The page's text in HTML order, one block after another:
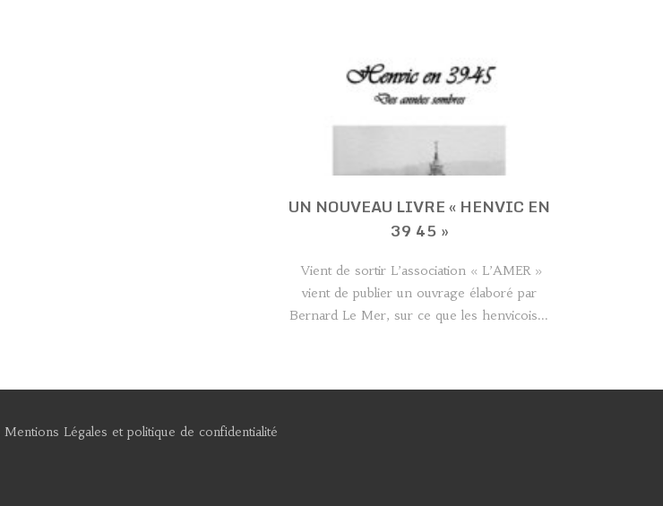
UN NOUVEAU LIVRE « HENVIC EN
39 45 »
Vient de sortir L’association « L’AMER »
vient de publier un ouvrage élaboré par
Bernard Le Mer, sur ce que les henvicois...
Mentions Légales et politique de confidentialité